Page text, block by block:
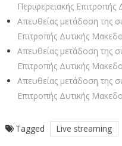
Περιφερειακής
Απευθείας μετάδοση της
Επιτροπής Δυτικής
Απευθείας μετάδοση της
Επιτροπής Δυτικής
Απευθείας μετάδοση της
Επιτροπής Δυτικής
Tagged Live streaming